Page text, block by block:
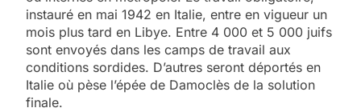
instauré en mai 1942 en Italie, entre en vigueur un
mois plus tard en Libye. Entre 4 000 et 5 000 juifs
sont envoyés dans les camps de travail aux
conditions sordides. D’autres seront déportés en
Italie où pèse l’épée de Damoclès de la solution
finale.